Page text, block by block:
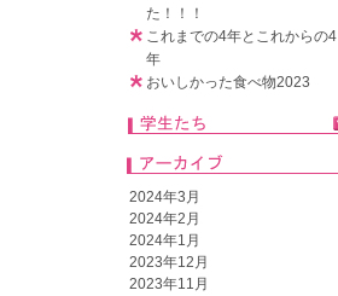
た！！！
これまでの4年とこれからの4
年
おいしかった食べ物2023
2024年3月
2024年2月
2024年1月
2023年12月
2023年11月